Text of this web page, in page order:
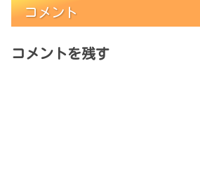
コメント
コメントを残す